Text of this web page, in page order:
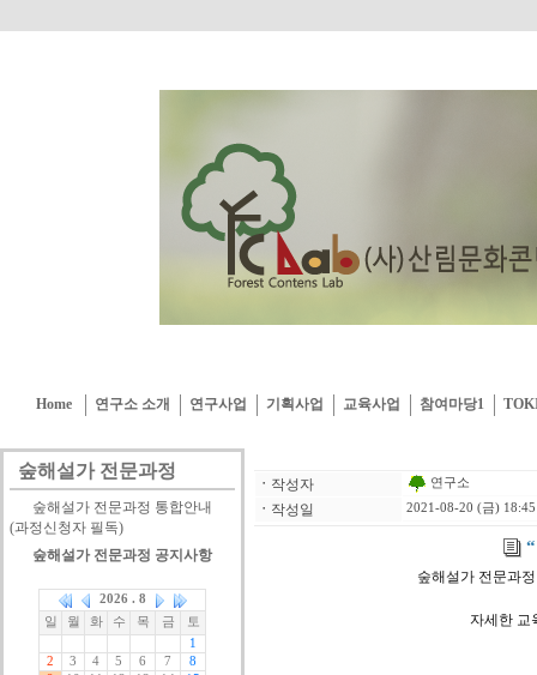
Home 연구소 소개 연구사업 기획사업 교육사업 참여마당1
숲해설가 전문과정
숲해설가 전문과정 통합안내
(과정신청자 필독)
숲해설가 전문과정 공지사항
ㆍ 작성자 연구소
ㆍ 작성일 2021-08-20 (금) 18:45
숲해설가 전문과
자세한 교